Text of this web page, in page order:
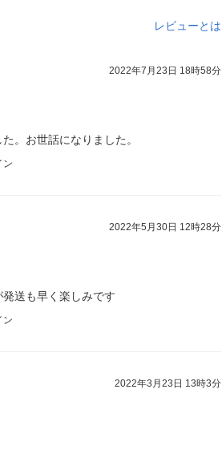
レビューとは
2022年7月23日 18時58分
。お世話になりました。
2022年5月30日 12時28分
送も早く楽しみです
2022年3月23日 13時3分